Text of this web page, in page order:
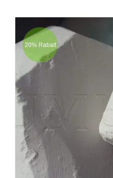
20% Rabatt